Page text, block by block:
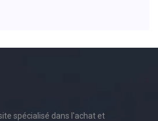
spécialisé dans l'achat et